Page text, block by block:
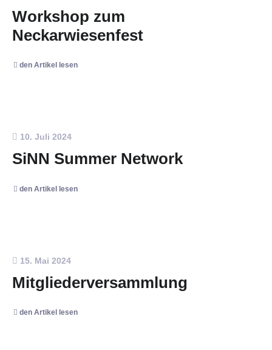
Workshop zum
Neckarwiesenfest
den Artikel lesen
10. Juli 2024
SiNN Summer Network
den Artikel lesen
15. Mai 2024
Mitgliederversammlung
den Artikel lesen